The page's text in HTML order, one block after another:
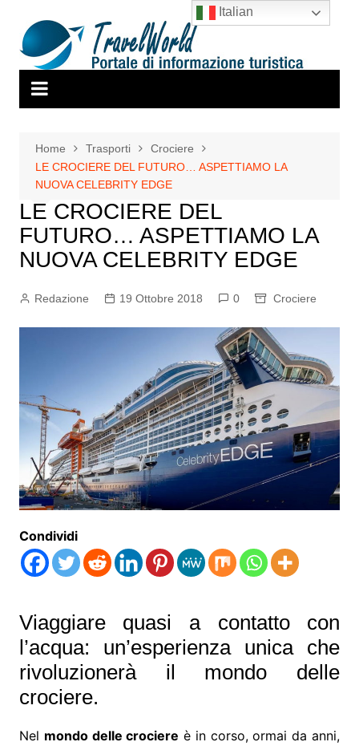
contenuto
Home Trasporti
Crociere
LE CROCIERE DEL FUTURO… ASPETTIAMO LA
NUOVA CELEBRITY EDGE
LE CROCIERE DEL
FUTURO… ASPETTIAMO LA
NUOVA CELEBRITY EDGE
Redazione 19 Ottobre 2018 0 Crociere
Condividi
Viaggiare quasi a contatto con
l’acqua: un’esperienza unica che
rivoluzionerà il mondo delle
crociere.
Nel mondo delle crociere è in corso, ormai da anni,
Italian